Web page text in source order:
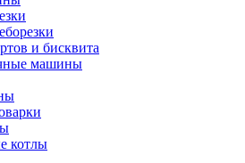
и бисквита
машины
котлы